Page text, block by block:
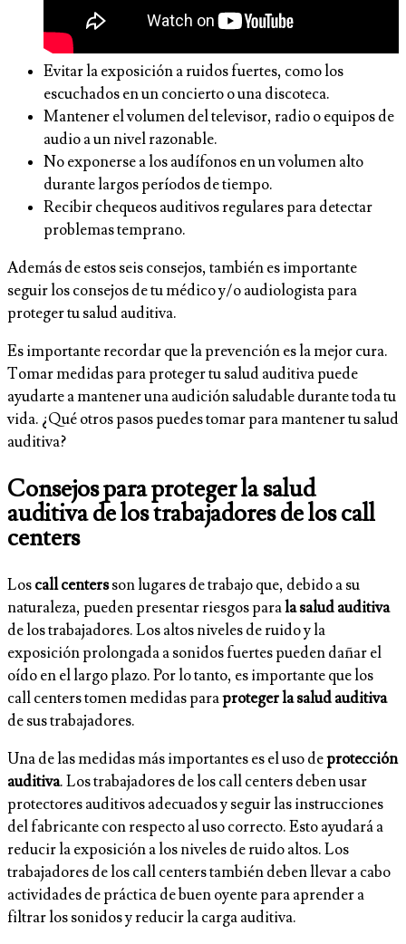
Evitar la exposición a ruidos fuertes, como los
escuchados en un concierto o una discoteca.
Mantener el volumen del televisor, radio o equipos de
audio a un nivel razonable.
No exponerse a los audífonos en un volumen alto
durante largos períodos de tiempo.
Recibir chequeos auditivos regulares para detectar
problemas temprano.
Además de estos seis consejos, también es importante
seguir los consejos de tu médico y/o audiologista para
proteger tu salud auditiva.
Es importante recordar que la prevención es la mejor cura.
Tomar medidas para proteger tu salud auditiva puede
ayudarte a mantener una audición saludable durante toda tu
vida. ¿Qué otros pasos puedes tomar para mantener tu salud
auditiva?
Consejos para proteger la salud
auditiva de los trabajadores de los call
centers
Loscall centersson lugares de trabajo que, debido a su
naturaleza, pueden presentar riesgos parala salud auditiva
de los trabajadores. Los altos niveles de ruido y la
exposición prolongada a sonidos fuertes pueden dañar el
oído en el largo plazo. Por lo tanto, es importante que los
call centers tomen medidas paraproteger la salud auditiva
de sus trabajadores.
Una de las medidas más importantes es el uso deprotección
auditiva. Los trabajadores de los call centers deben usar
protectores auditivos adecuados y seguir las instrucciones
del fabricante con respecto al uso correcto. Esto ayudará a
reducir la exposición a los niveles de ruido altos. Los
trabajadores de los call centers también deben llevar a cabo
actividades de práctica de buen oyente para aprender a
filtrar los sonidos y reducir la carga auditiva.